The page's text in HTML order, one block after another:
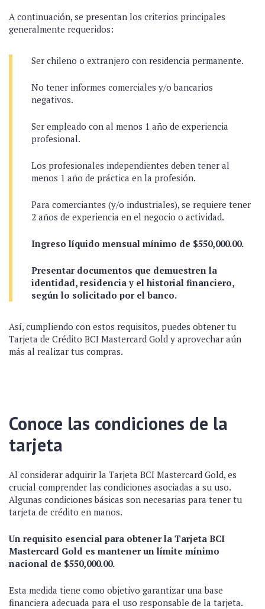
A continuación, se presentan los criterios principales
generalmente requeridos:
Ser chileno o extranjero con residencia permanente.
No tener informes comerciales y/o bancarios
negativos.
Ser empleado con al menos 1 año de experiencia
profesional.
Los profesionales independientes deben tener al
menos 1 año de práctica en la profesión.
Para comerciantes (y/o industriales), se requiere tener
2 años de experiencia en el negocio o actividad.
Ingreso líquido mensual mínimo de $550,000.00.
Presentar documentos que demuestren la
identidad, residencia y el historial financiero,
según lo solicitado por el banco.
Así, cumpliendo con estos requisitos, puedes obtener tu
Tarjeta de Crédito BCI Mastercard Gold y aprovechar aún
más al realizar tus compras.
Conoce las condiciones de la
tarjeta
Al considerar adquirir la Tarjeta BCI Mastercard Gold, es
crucial comprender las condiciones asociadas a su uso.
Algunas condiciones básicas son necesarias para tener tu
tarjeta de crédito en manos.
Un requisito esencial para obtener la Tarjeta BCI
Mastercard Gold es mantener un límite mínimo
nacional de $550,000.00.
Esta medida tiene como objetivo garantizar una base
financiera adecuada para el uso responsable de la tarjeta.